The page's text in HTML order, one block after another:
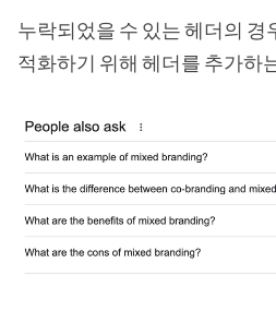
누락되었을 수 있는 헤더의 경
적화하기 위해 헤더를 추가하